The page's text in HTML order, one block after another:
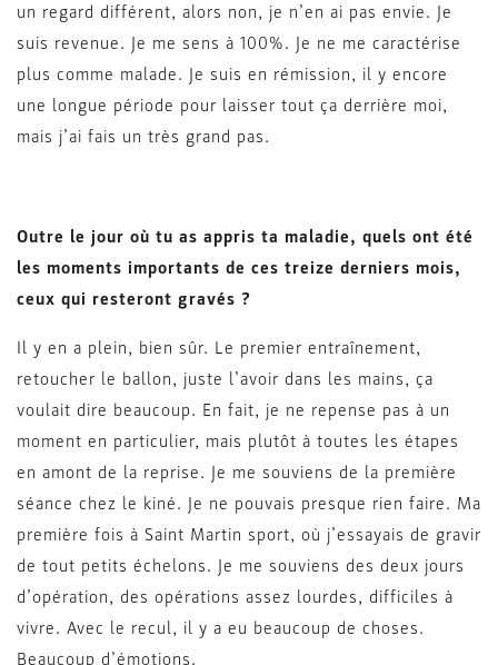
un regard différent, alors non, je n’en ai pas envie. Je
suis revenue. Je me sens à 100%. Je ne me caractérise
plus comme malade. Je suis en rémission, il y encore
une longue période pour laisser tout ça derrière moi,
mais j’ai fais un très grand pas.
Outre le jour où tu as appris ta maladie, quels ont été
les moments importants de ces treize derniers mois,
ceux qui resteront gravés ?
Il y en a plein, bien sûr. Le premier entraînement,
retoucher le ballon, juste l’avoir dans les mains, ça
voulait dire beaucoup. En fait, je ne repense pas à un
moment en particulier, mais plutôt à toutes les étapes
en amont de la reprise. Je me souviens de la première
séance chez le kiné. Je ne pouvais presque rien faire. Ma
première fois à Saint Martin sport, où j’essayais de gravir
de tout petits échelons. Je me souviens des deux jours
d’opération, des opérations assez lourdes, difficiles à
vivre. Avec le recul, il y a eu beaucoup de choses.
Beaucoup d’émotions.